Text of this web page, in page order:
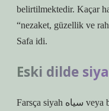
belirtilmektedir. Kaçar
“nezaket, güzellik ve
Safa idi.
Eski dilde
Farsça siyah سیاه veya black سیه kelimesinden ödünç